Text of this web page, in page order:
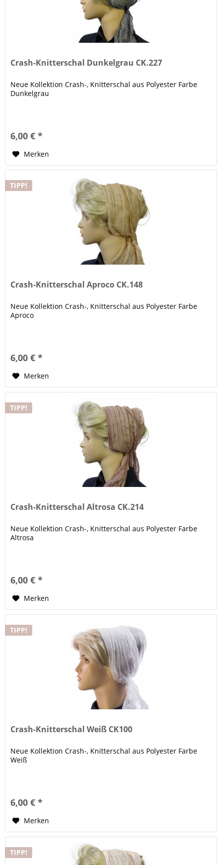
Crash-Knitterschal Dunkelgrau CK.227
Neue Kollektion Crash-, Knitterschal aus Polyester Farbe
Dunkelgrau
6,00 € *
Merken
TIPP!
Crash-Knitterschal Aproco CK.148
Neue Kollektion Crash-, Knitterschal aus Polyester Farbe
Aproco
6,00 € *
Merken
TIPP!
Crash-Knitterschal Altrosa CK.214
Neue Kollektion Crash-, Knitterschal aus Polyester Farbe
Altrosa
6,00 € *
Merken
TIPP!
Crash-Knitterschal Weiß CK100
Neue Kollektion Crash-, Knitterschal aus Polyester Farbe
Weiß
6,00 € *
Merken
TIPP!